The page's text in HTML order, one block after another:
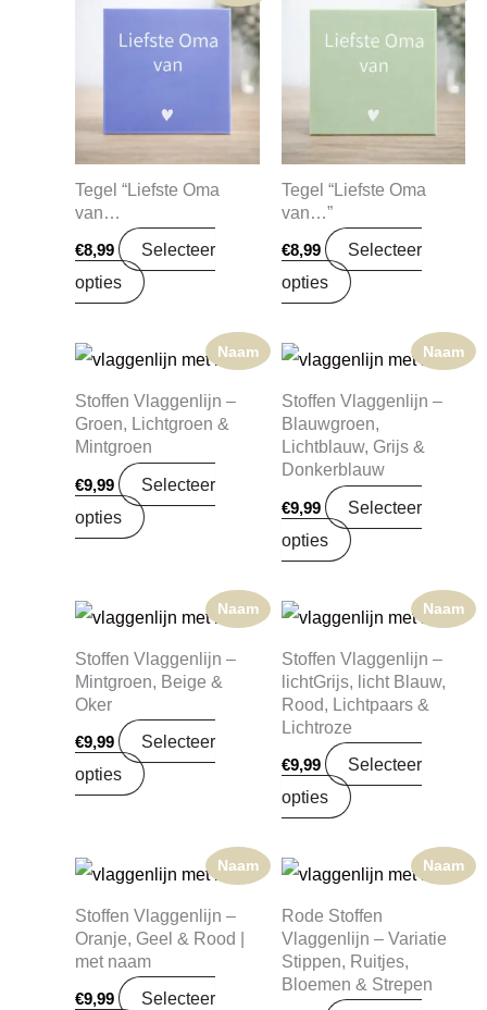
Tegel “Liefste Oma
van…
€8,99
Selecteer
opties
Tegel “Liefste Oma
van…”
€8,99
Selecteer
opties
Naam
Stoffen Vlaggenlijn –
Groen, Lichtgroen &
Mintgroen
€9,99
Selecteer
opties
Naam
Stoffen Vlaggenlijn –
Blauwgroen,
Lichtblauw, Grijs &
Donkerblauw
€9,99
Selecteer
opties
Naam
Stoffen Vlaggenlijn –
Mintgroen, Beige &
Oker
€9,99
Selecteer
opties
Naam
Stoffen Vlaggenlijn –
lichtGrijs, licht Blauw,
Rood, Lichtpaars &
Lichtroze
€9,99
Selecteer
opties
Naam
Stoffen Vlaggenlijn –
Oranje, Geel & Rood |
met naam
€9,99
Selecteer
Naam
Rode Stoffen
Vlaggenlijn – Variatie
Stippen, Ruitjes,
Bloemen & Strepen